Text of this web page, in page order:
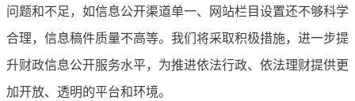
问题和不足，如信息公开渠道单一、网站栏目设置还不够科学
合理，信息稿件质量不高等。我们将采取积极措施，进一步提
升财政信息公开服务水平，为推进依法行政、依法理财提供更
加开放、透明的平台和环境。